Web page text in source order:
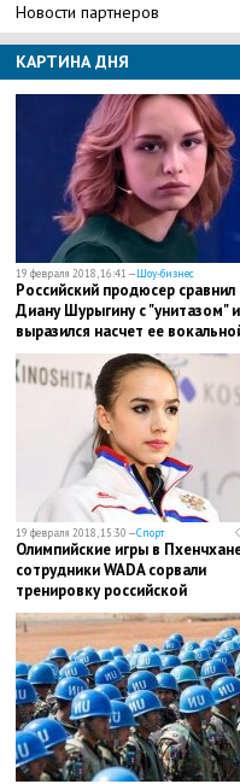
Новости партнеров
КАРТИНА ДНЯ
19 февраля 2018, 16:41 —Шоу-бизнес
Российский продюсер сравнил
Диану Шурыгину с "унитазом" и
выразился насчет ее
карьеры - подробности
19 февраля 2018, 15:30 —Спорт
Олимпийские игры в
сотрудники WADA сорвали
тренировку российской
спортсменки Загитовой - стали
известны подробности